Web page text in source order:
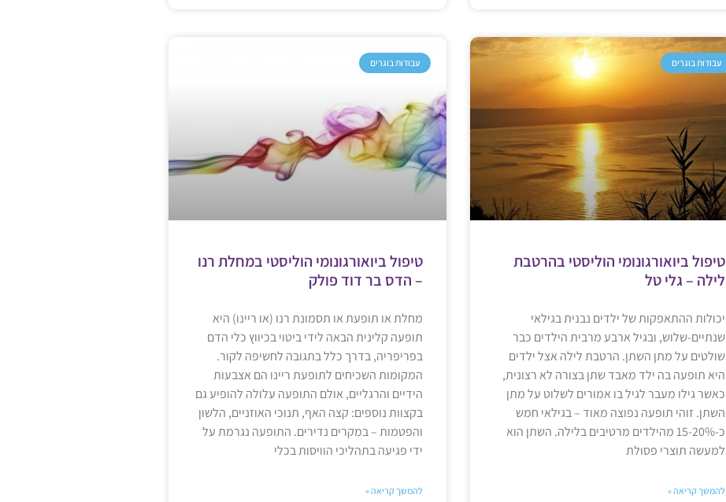
עבודות בוגרים
טיפול ביואורגונומי הוליסטי בהרטבת
לילה – גלי טל
יכולות ההתאפקות של ילדים נבנית בגילאי
שנתיים-שלוש, ובגיל ארבע מרבית הילדים כבר
שולטים על מתן השתן. הרטבת לילה אצל ילדים
היא תופעה בה ילד מאבד שתן בצורה לא רצונית,
כאשר גילו מעבר לגיל בו אמורים לשלוט על מתן
השתן. זוהי תופעה נפוצה מאוד – בגילאי חמש
כ-15-20% מהילדים מרטיבים בלילה. השתן הוא
למעשה תוצרי פסולת
להמשך קריאה »
עבודות בוגרים
טיפול ביואורגונומי הוליסטי במחלת רנו
– הדס בר דוד פולק
מחלת או תופעת או תסמונת רנו (או ריינו) היא
תופעה קלינית הבאה לידי ביטוי בכיווץ כלי הדם
בפריפריה, בדרך כלל בתגובה לחשיפה לקור.
המקומות השכיחים לתופעת ריינו הם אצבעות
הידיים והרגליים, אולם התופעה עלולה להופיע גם
בקצוות נוספים: קצה האף, תנוכי האוזניים, הלשון
והפטמות – במקרים נדירים. התופעה נגרמת על
ידי פגיעה בתהליכי הוויסות בכלי
להמשך קריאה »